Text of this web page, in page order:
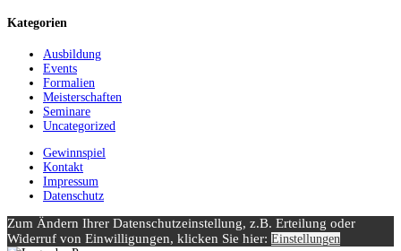
Kategorien
Ausbildung
Events
Formalien
Meisterschaften
Seminare
Uncategorized
Gewinnspiel
Kontakt
Impressum
Datenschutz
Zum Ändern Ihrer Datenschutzeinstellung, z.B. Erteilung oder
Widerruf von Einwilligungen, klicken Sie hier: Einstellungen